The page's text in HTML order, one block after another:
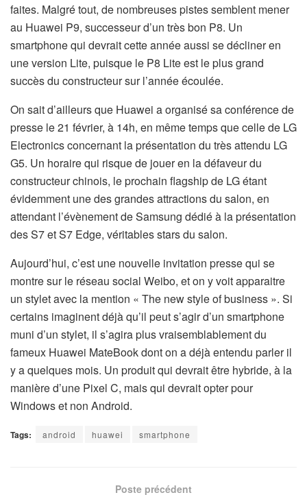
faites. Malgré tout, de nombreuses pistes semblent mener
au Huawei P9, successeur d’un très bon P8. Un
smartphone qui devrait cette année aussi se décliner en
une version Lite, puisque le P8 Lite est le plus grand
succès du constructeur sur l’année écoulée.
On sait d’ailleurs que Huawei a organisé sa conférence de
presse le 21 février, à 14h, en même temps que celle de LG
Electronics concernant la présentation du très attendu LG
G5. Un horaire qui risque de jouer en la défaveur du
constructeur chinois, le prochain flagship de LG étant
évidemment une des grandes attractions du salon, en
attendant l’évènement de Samsung dédié à la présentation
des S7 et S7 Edge, véritables stars du salon.
Aujourd’hui, c’est une nouvelle invitation presse qui se
montre sur le réseau social Weibo, et on y voit apparaitre
un stylet avec la mention « The new style of business ». Si
certains imaginent déjà qu’il peut s’agir d’un smartphone
muni d’un stylet, il s’agira plus vraisemblablement du
fameux Huawei MateBook dont on a déjà entendu parler il
y a quelques mois. Un produit qui devrait être hybride, à la
manière d’une Pixel C, mais qui devrait opter pour
Windows et non Android.
Tags: android huawei smartphone
Poste précédent